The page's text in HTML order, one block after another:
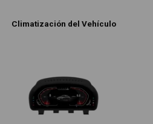
Climatización del Vehículo